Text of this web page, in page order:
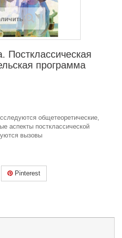
Постклассическая
программа
общетеоретические,
аспекты постклассической
вызовы
Pinterest